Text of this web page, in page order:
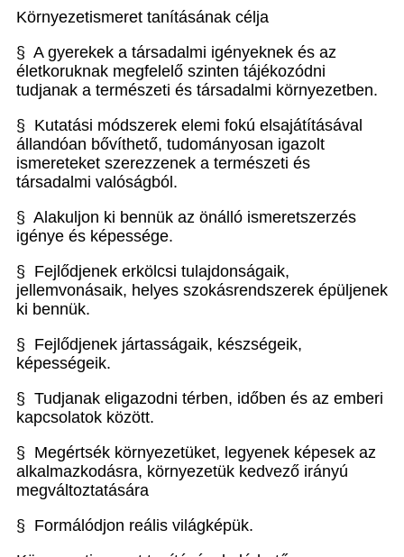
Környezetismeret tanításának célja
§ A gyerekek a társadalmi igényeknek és az
életkoruknak megfelelő szinten tájékozódni
tudjanak a természeti és társadalmi környezetben.
§ Kutatási módszerek elemi fokú elsajátításával
állandóan bővíthető, tudományosan igazolt
ismereteket szerezzenek a természeti és
társadalmi valóságból.
§ Alakuljon ki bennük az önálló ismeretszerzés
igénye és képessége.
§ Fejlődjenek erkölcsi tulajdonságaik,
jellemvonásaik, helyes szokásrendszerek épüljenek
ki bennük.
§ Fejlődjenek jártasságaik, készségeik,
képességeik.
§ Tudjanak eligazodni térben, időben és az emberi
kapcsolatok között.
§ Megértsék környezetüket, legyenek képesek az
alkalmazkodásra, környezetük kedvező irányú
megváltoztatására
§ Formálódjon reális világképük.